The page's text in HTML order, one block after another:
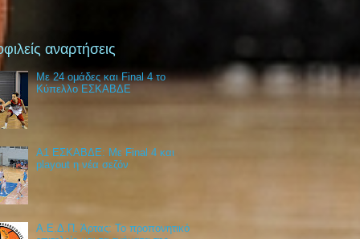
αναρτήσεις
Με 24 ομάδες και Final 4 το
Κύπελλο ΕΣΚΑΒΔΕ
Α1 ΕΣΚΑΒΔΕ: Με Final 4 και
playout η νέα σεζόν
Α.Ε.Δ.Π. Άρτας: Το προπονητικό